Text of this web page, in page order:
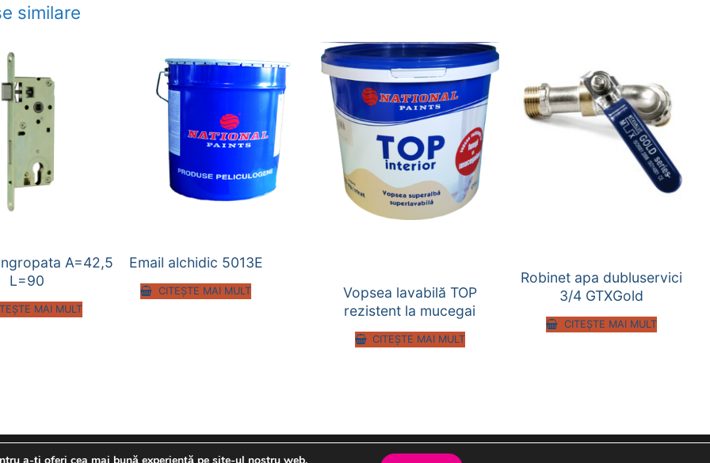
similare
A=42,5
L=90
MAI MULT
Email alchidic 5013E
CITEȘTE MAI MULT
Vopsea lavabilă TOP
rezistent la mucegai
CITEȘTE MAI MULT
Robinet apa dubluservici
3/4 GTXGold
CITEȘTE MAI MULT